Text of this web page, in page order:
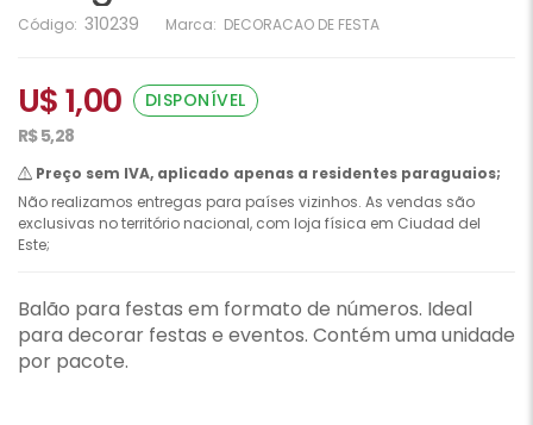
Código: 310239 Marca: DECORACAO DE FESTA
U$ 1,00
DISPONÍVEL
R$ 5,28
Preço sem IVA, aplicado apenas a residentes paraguaios;
Não realizamos entregas para países vizinhos. As vendas são
exclusivas no território nacional, com loja física em Ciudad del
Este;
Balão para festas em formato de números. Ideal
para decorar festas e eventos. Contém uma unidade
por pacote.